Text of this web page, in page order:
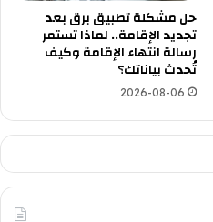
حل مشكلة تطبيق برق بعد
تجديد الإقامة.. لماذا تستمر
رسالة انتهاء الإقامة وكيف
تُحدث بياناتك؟
2026-08-06